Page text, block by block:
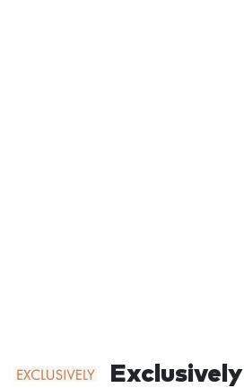
Exclusively